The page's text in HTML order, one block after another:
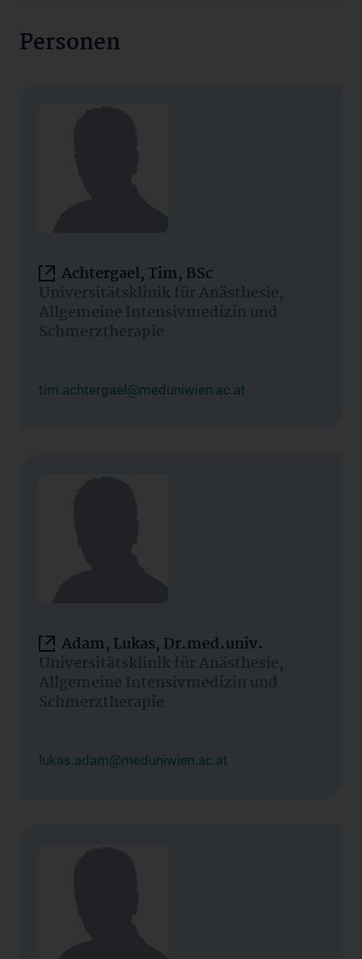
Personen
Achtergael, Tim, BSc
Universitätsklinik für Anästhesie,
Allgemeine Intensivmedizin und
Schmerztherapie
tim.achtergael@meduniwien.ac.at
Adam, Lukas, Dr.med.univ.
Universitätsklinik für Anästhesie,
Allgemeine Intensivmedizin und
Schmerztherapie
lukas.adam@meduniwien.ac.at